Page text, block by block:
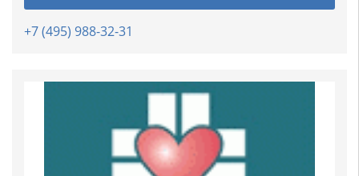
+7 (495) 988-32-31